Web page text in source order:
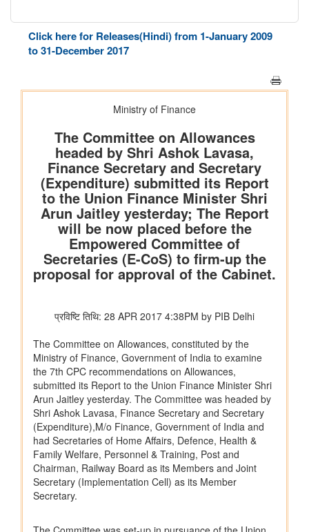
Click here for Releases(Hindi) from 1-January 2009
to 31-December 2017